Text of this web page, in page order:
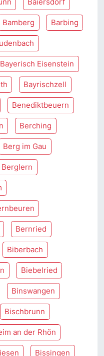
Baiersdorf
Bamberg Barbing
Bayerisch Eisenstein
Bayrischzell
Benediktbeuern
Berching
Berg im Gau
Berglern
Bernried
Biberbach
Biebelried
Binswangen
Bischbrunn
an der Rhön
Bissingen